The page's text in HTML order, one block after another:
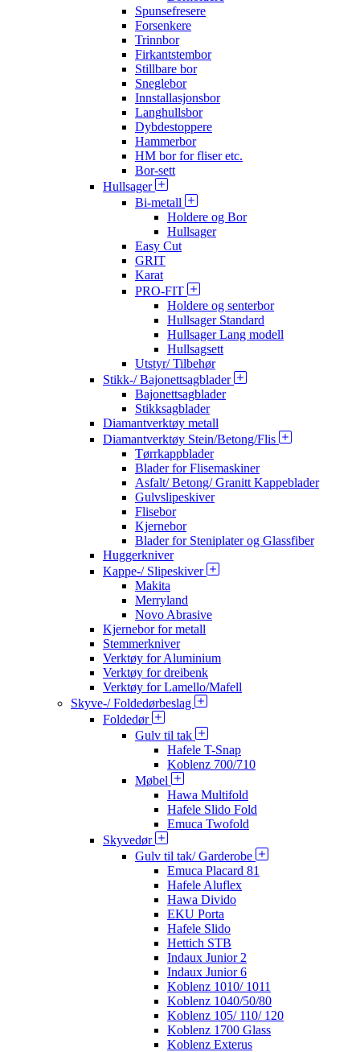
Spunsefresere
Forsenkere
Trinnbor
Firkantstembor
Stillbare bor
Sneglebor
Innstallasjonsbor
Langhullsbor
Dybdestoppere
Hammerbor
HM bor for fliser etc.
Bor-sett
Hullsager
Bi-metall
Holdere og Bor
Hullsager
Easy Cut
GRIT
Karat
PRO-FIT
Holdere og senterbor
Hullsager Standard
Hullsager Lang modell
Hullsagsett
Utstyr/ Tilbehør
Stikk-/ Bajonettsagblader
Bajonettsagblader
Stikksagblader
Diamantverktøy metall
Diamantverktøy Stein/Betong/Flis
Tørrkappblader
Blader for Flisemaskiner
Asfalt/ Betong/ Granitt Kappeblader
Gulvslipeskiver
Flisebor
Kjernebor
Blader for Steniplater og Glassfiber
Huggerkniver
Kappe-/ Slipeskiver
Makita
Merryland
Novo Abrasive
Kjernebor for metall
Stemmerkniver
Verktøy for Aluminium
Verktøy for dreibenk
Verktøy for Lamello/Mafell
Skyve-/ Foldedørbeslag
Foldedør
Gulv til tak
Hafele T-Snap
Koblenz 700/710
Møbel
Hawa Multifold
Hafele Slido Fold
Emuca Twofold
Skyvedør
Gulv til tak/ Garderobe
Emuca Placard 81
Hafele Aluflex
Hawa Divido
EKU Porta
Hafele Slido
Hettich STB
Indaux Junior 2
Indaux Junior 6
Koblenz 1010/ 1011
Koblenz 1040/50/80
Koblenz 105/ 110/ 120
Koblenz 1700 Glass
Koblenz Exterus